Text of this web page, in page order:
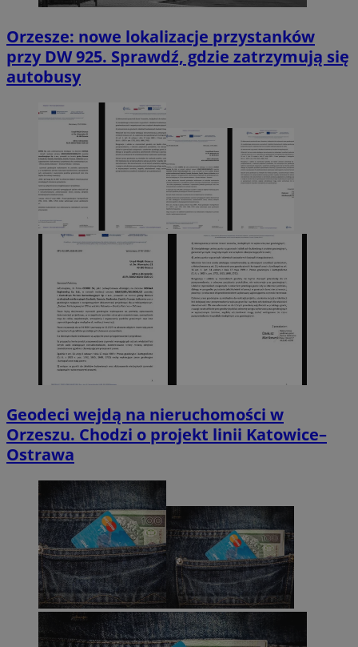
Orzesze: nowe lokalizacje przystanków
przy DW 925. Sprawdź, gdzie zatrzymują się
autobusy
Geodeci wejdą na nieruchomości w
Orzeszu. Chodzi o projekt linii Katowice–
Ostrawa